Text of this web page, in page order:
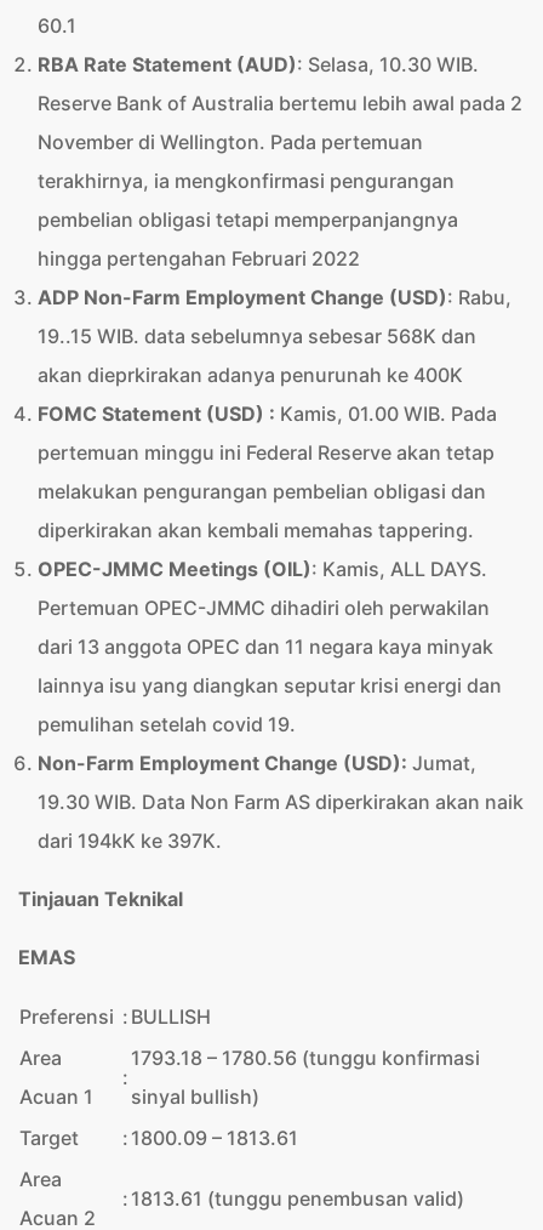
60.1
RBA Rate Statement (AUD): Selasa, 10.30 WIB.
Reserve Bank of Australia bertemu lebih awal pada 2
November di Wellington. Pada pertemuan
terakhirnya, ia mengkonfirmasi pengurangan
pembelian obligasi tetapi memperpanjangnya
hingga pertengahan Februari 2022
ADP Non-Farm Employment Change (USD): Rabu,
19..15 WIB. data sebelumnya sebesar 568K dan
akan dieprkirakan adanya penurunah ke 400K
FOMC Statement (USD) : Kamis, 01.00 WIB. Pada
pertemuan minggu ini Federal Reserve akan tetap
melakukan pengurangan pembelian obligasi dan
diperkirakan akan kembali memahas tappering.
OPEC-JMMC Meetings (OIL): Kamis, ALL DAYS.
Pertemuan OPEC-JMMC dihadiri oleh perwakilan
dari 13 anggota OPEC dan 11 negara kaya minyak
lainnya isu yang diangkan seputar krisi energi dan
pemulihan setelah covid 19.
Non-Farm Employment Change (USD): Jumat,
19.30 WIB. Data Non Farm AS diperkirakan akan naik
dari 194kK ke 397K.
Tinjauan Teknikal
EMAS
Preferensi : BULLISH
Area
Acuan 1
:
1793.18 – 1780.56 (tunggu konfirmasi
sinyal bullish)
Target
: 1800.09 – 1813.61
Area
Acuan 2
: 1813.61 (tunggu penembusan valid)